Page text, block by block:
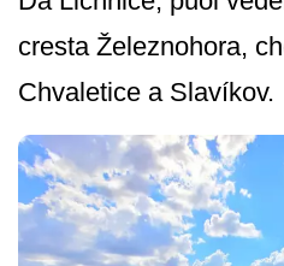
cresta Železnohora,
Chvaletice a Slavíkov.